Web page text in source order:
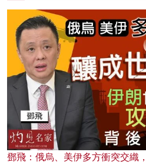
鄧飛：俄烏、美伊多方衝突交織